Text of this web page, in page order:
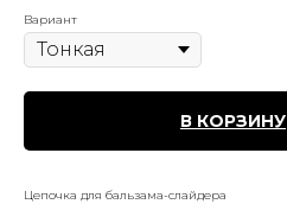
Вариант
В КОРЗИНУ
Цепочка для бальзама-слайдера